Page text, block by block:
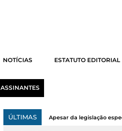
NOTÍCIAS ESTATUTO EDITORIAL
ASSINANTES
ÚLTIMAS Apesar da legislação